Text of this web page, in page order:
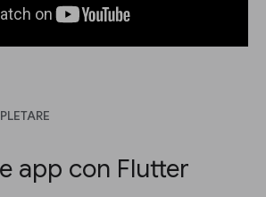
app con Flutter